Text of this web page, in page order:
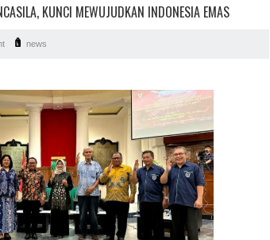
KUNCI MEWUJUDKAN INDONESIA EMAS
news